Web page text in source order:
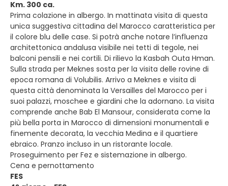
Km. 300 ca.
Prima colazione in albergo. In mattinata visita di questa
unica suggestiva cittadina del Marocco caratteristica per
il colore blu delle case. Si potrà anche notare l’influenza
architettonica andalusa visibile nei tetti di tegole, nei
balconi pensili e nei cortili. Di rilievo la Kasbah Outa Hman.
Sulla strada per Meknes sosta per la visita delle rovine di
epoca romana di Volubilis. Arrivo a Meknes e visita di
questa città denominata la Versailles del Marocco per i
suoi palazzi, moschee e giardini che la adornano. La visita
comprende anche Bab El Mansour, considerata come la
più bella porta in Marocco di dimensioni monumentali e
finemente decorata, la vecchia Medina e il quartiere
ebraico. Pranzo incluso in un ristorante locale.
Proseguimento per Fez e sistemazione in albergo.
Cena e pernottamento
FES